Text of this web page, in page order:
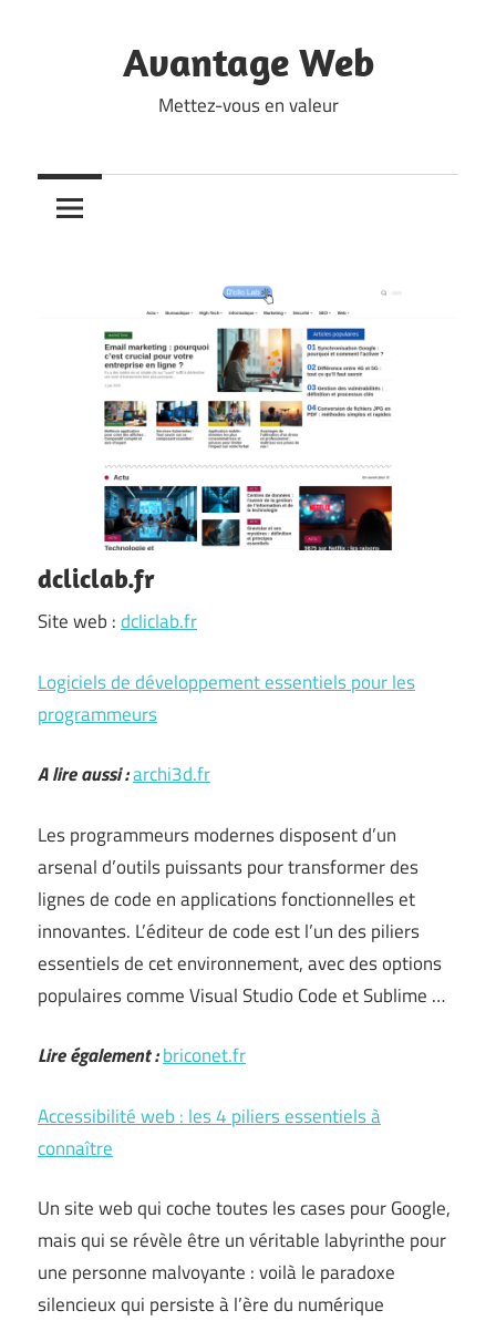
Avantage Web
Mettez-vous en valeur
dcliclab.fr
Site web :dcliclab.fr
Logiciels de développement essentiels pour les
programmeurs
A lire aussi :archi3d.fr
Les programmeurs modernes disposent d’un
arsenal d’outils puissants pour transformer des
lignes de code en applications fonctionnelles et
innovantes. L’éditeur de code est l’un des piliers
essentiels de cet environnement, avec des options
populaires comme Visual Studio Code et Sublime …
Lire également :briconet.fr
Accessibilité web : les 4 piliers essentiels à
connaître
Un site web qui coche toutes les cases pour Google,
mais qui se révèle être un véritable labyrinthe pour
une personne malvoyante : voilà le paradoxe
silencieux qui persiste à l’ère du numérique